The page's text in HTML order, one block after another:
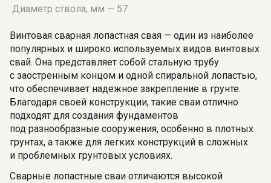
Диаметр ствола, мм — 57
Винтовая сварная лопастная свая — один из наиболее
популярных и широко используемых видов винтовых
свай. Она представляет собой стальную трубу
с заостренным концом и одной спиральной лопастью,
что обеспечивает надежное закрепление в грунте.
Благодаря своей конструкции, такие сваи отлично
подходят для создания фундаментов
под разнообразные сооружения, особенно в плотных
грунтах, а также для легких конструкций в сложных
и проблемных грунтовых условиях.
Сварные лопастные сваи отличаются высокой